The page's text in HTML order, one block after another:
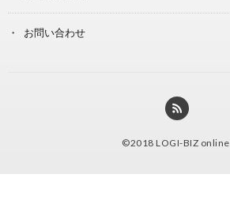
お問い合わせ
©2018 LOGI-BIZ online